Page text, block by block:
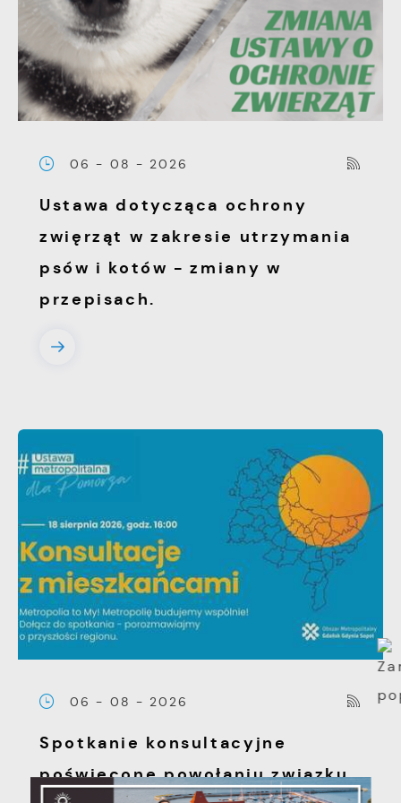
06 - 08 - 2026
Ustawa dotycząca ochrony
zwięrząt w zakresie utrzymania
psów i kotów - zmiany w
przepisach.
06 - 08 - 2026
Spotkanie konsultacyjne
poświęcone powołaniu związku
treści w postaci wiadomości, ofert,
komunikatów mediów społecznościowych.